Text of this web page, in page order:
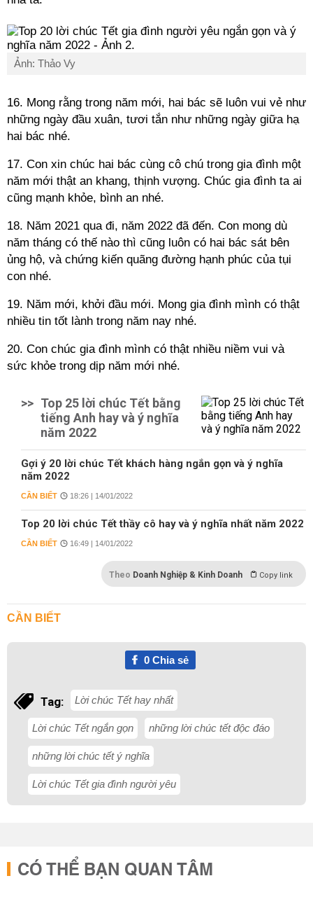
Ảnh: Thảo Vy
16. Mong rằng trong năm mới, hai bác sẽ luôn vui vẻ như
những ngày đầu xuân, tươi tắn như những ngày giữa hạ
hai bác nhé.
17. Con xin chúc hai bác cùng cô chú trong gia đình một
năm mới thật an khang, thịnh vượng. Chúc gia đình ta ai
cũng mạnh khỏe, bình an nhé.
18. Năm 2021 qua đi, năm 2022 đã đến. Con mong dù
năm tháng có thế nào thì cũng luôn có hai bác sát bên
ủng hộ, và chứng kiến quãng đường hạnh phúc của tụi
con nhé.
19. Năm mới, khởi đầu mới. Mong gia đình mình có thật
nhiều tin tốt lành trong năm nay nhé.
20. Con chúc gia đình mình có thật nhiều niềm vui và
sức khỏe trong dịp năm mới nhé.
>> Top 25 lời chúc Tết bằng
tiếng Anh hay và ý nghĩa
năm 2022
Gợi ý 20 lời chúc Tết khách hàng ngắn gọn và ý nghĩa
năm 2022
CẦN BIẾT 18:26 | 14/01/2022
Top 20 lời chúc Tết thầy cô hay và ý nghĩa nhất năm 2022
CẦN BIẾT 16:49 | 14/01/2022
Theo Doanh Nghiệp & Kinh Doanh Copy link
CẦN BIẾT
0Chia sẻ
Tag: Lời chúc Tết hay nhất
Lời chúc Tết ngắn gọn những lời chúc tết độc đáo
những lời chúc tết ý nghĩa
Lời chúc Tết gia đình người yêu
CÓ THỂ BẠN QUAN TÂM